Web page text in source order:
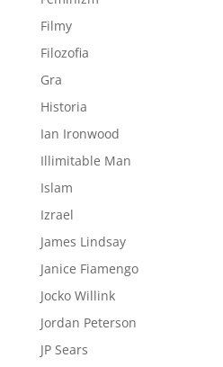
Filmy
Filozofia
Gra
Historia
Ian Ironwood
Illimitable Man
Islam
Izrael
James Lindsay
Janice Fiamengo
Jocko Willink
Jordan Peterson
JP Sears